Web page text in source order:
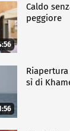
Caldo
peggiore
sì di